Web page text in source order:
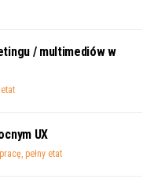
/ multimediów w
UX
pełny etat